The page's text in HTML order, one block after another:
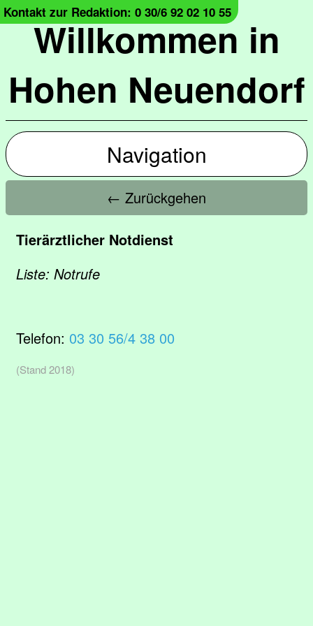
Willkommen in
Hohen Neuendorf
Kontakt zur Redaktion: 0 30/6 92 02 10 55
Navigation
← Zurückgehen
Tierärztlicher Notdienst
Liste: Notrufe
Telefon: 03 30 56/4 38 00
(Stand 2018)